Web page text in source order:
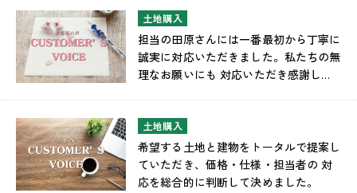
土地購入
担当の田原さんには一番最初から丁寧に
誠実に対応いただきました。私たちの無
理なお願いにも 対応いただき感謝して
土地購入
希望する土地と建物をトータルで提案し
ていただき、価格・仕様・担当者の 対
応を総合的に判断して決めました。